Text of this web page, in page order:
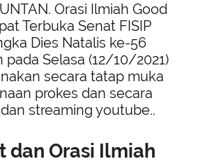
Orasi Ilmiah Good
Terbuka Senat FISIP
Dies Natalis ke-56
Selasa (12/10/2021)
secara tatap muka
prokes dan secara
streaming youtube..
dan Orasi Ilmiah